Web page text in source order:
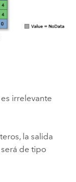
irrelevante
la salida
de tipo